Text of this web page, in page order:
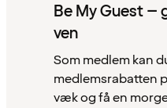
Be My Guest –
ven
Som medlem kan
medlemsrabatten
væk og få en